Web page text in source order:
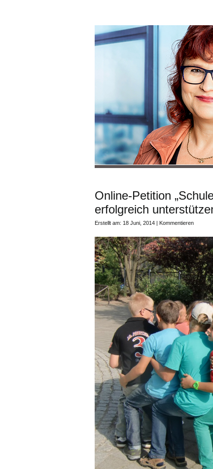
Online-Petition
erfolgreich
Erstellt am: 18 Juni, 2014 | Kommentieren